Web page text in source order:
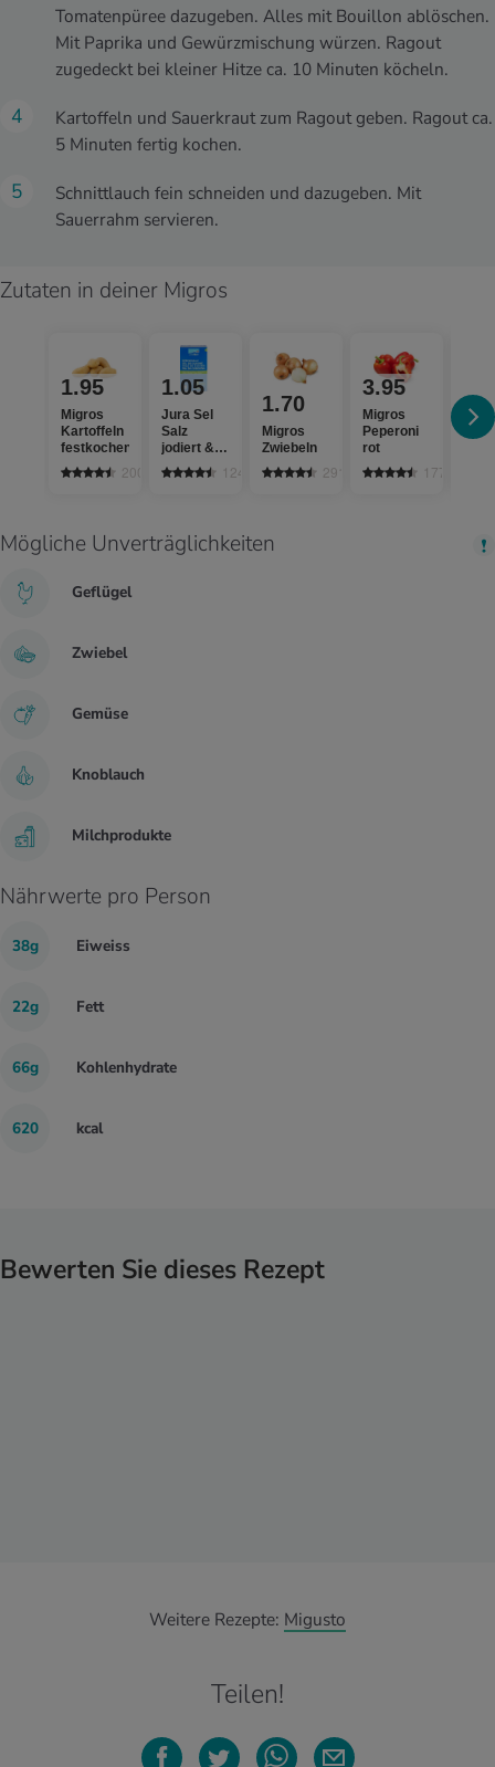
Tomatenpüree dazugeben. Alles mit Bouillon ablöschen.
Mit Paprika und Gewürzmischung würzen. Ragout
zugedeckt bei kleiner Hitze ca. 10 Minuten köcheln.
Kartoffeln und Sauerkraut zum Ragout geben. Ragout ca.
5 Minuten fertig kochen.
Schnittlauch fein schneiden und dazugeben. Mit
Sauerrahm servieren.
Zutaten in deiner Migros
1.95
Migros
Kartoffeln
festkochend
2004
1.05
Jura Sel
Salz
jodiert &
fluoridiert
1242
1.70
Migros
Zwiebeln
2919
3.95
Migros
Peperoni
rot
1779
Mögliche Unverträglichkeiten
Geflügel
Zwiebel
Gemüse
Knoblauch
Milchprodukte
Nährwerte pro Person
38g Eiweiss
22g Fett
66g Kohlenhydrate
620 kcal
Bewerten Sie dieses Rezept
Weitere Rezepte: Migusto
Teilen!